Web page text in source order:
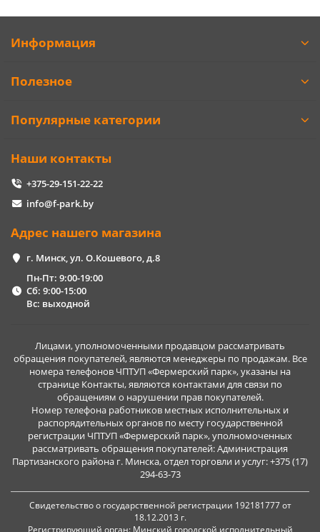
Информация
Полезное
Популярные категории
Наши контакты
+375-29-151-22-22
info@f-park.by
Адрес нашего магазина
г. Минск, ул. О.Кошевого, д.8
Пн-Пт: 9:00-19:00
Сб: 9:00-15:00
Вс: выходной
Лицами, уполномоченными продавцом рассматривать
обращения покупателей, являются менеджеры по продажам. Все
номера телефонов ЧПТУП «Фермерский парк», указаны на
странице Контакты, являются контактами для связи по
обращениям о нарушении прав покупателей.
Номер телефона работников местных исполнительных и
распорядительных органов по месту государственной
регистрации ЧПТУП «Фермерский парк», уполномоченных
рассматривать обращения покупателей: Администрация
Партизанского района г. Минска, отдел торговли и услуг: +375 (17)
294-63-73
Свидетельство о государственной регистрации 192181777 от
18.12.2013 г.
Регистрирующий орган: Минский городской исполнительный